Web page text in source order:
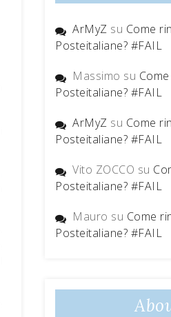
ArMyZ su Come
Posteitaliane? #FAIL
Massimo su
Posteitaliane? #FAIL
ArMyZ su Come
Posteitaliane? #FAIL
Vito ZOCCO su
Posteitaliane? #FAIL
Mauro su Come
Posteitaliane? #FAIL